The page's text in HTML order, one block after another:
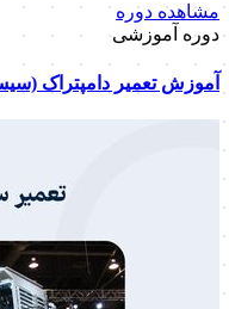
مشاهده دوره
دوره آموزشی
آموزش تعمیر دامپتراک